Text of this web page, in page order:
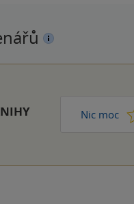
Nic moc